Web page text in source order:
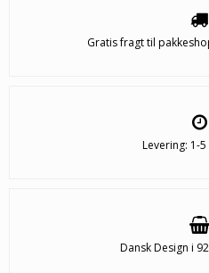
Gratis fragt til
Levering: 1-
Dansk Design i